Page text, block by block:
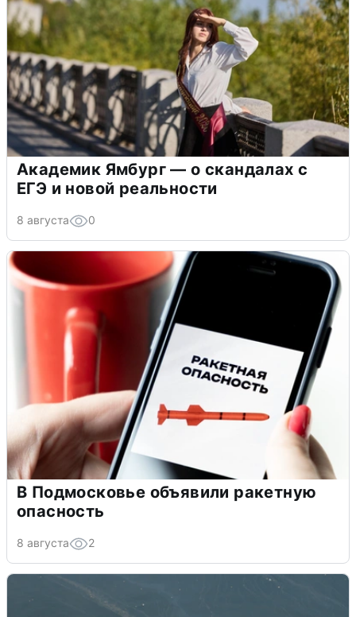
Академик Ямбург — о скандалах с
ЕГЭ и новой реальности
8 августа 0
В Подмосковье объявили ракетную
опасность
8 августа 2